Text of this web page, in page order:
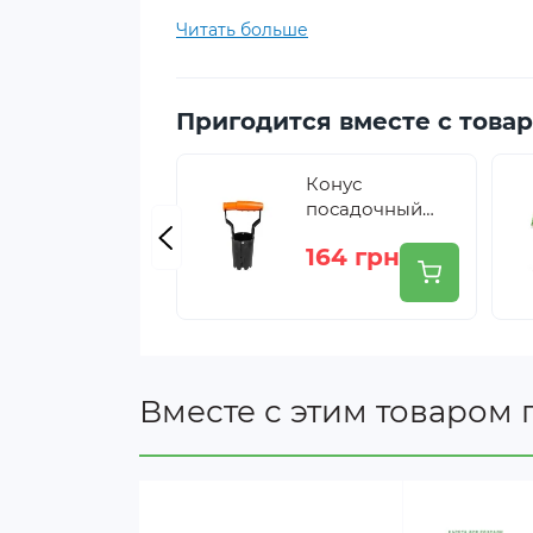
Важно:при отправке транспортными
Место XTB32 в линейке
Модель
Читать больше
Пригодится вместе с
Конус
посадочный
Bradas
164 грн
Вместе с этим товаром